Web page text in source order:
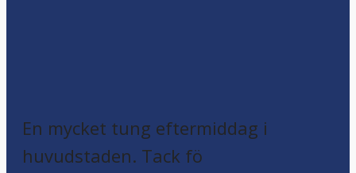
En mycket tung eftermiddag i
huvudstaden. Tack fö